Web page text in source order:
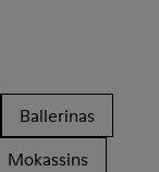
Ballerinas
Mokassins